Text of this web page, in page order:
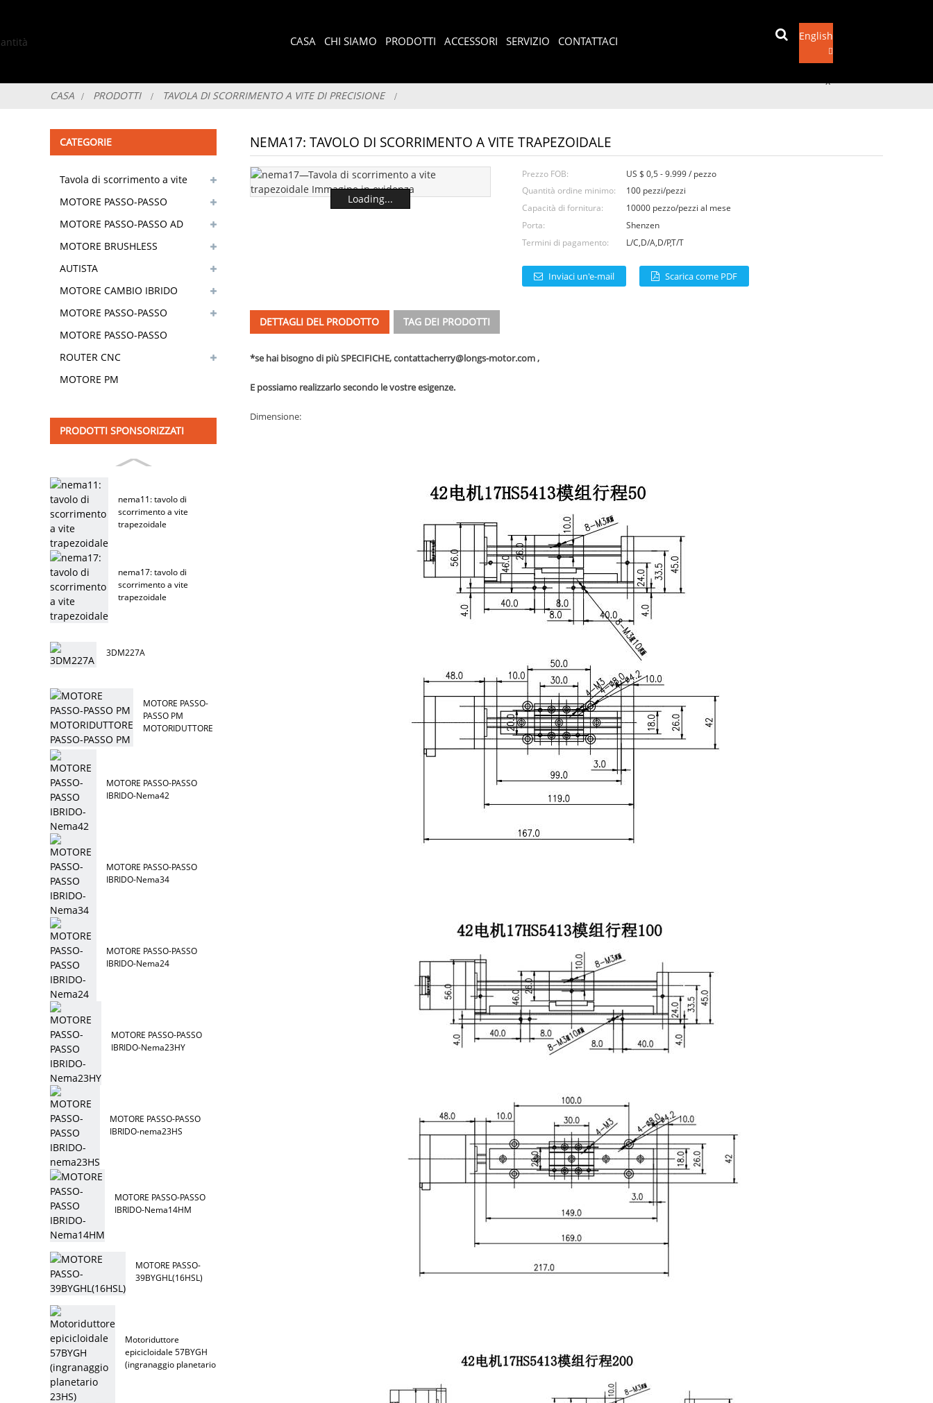
CASA CHI SIAMO PRODOTTI ACCESSORI SERVIZIO CONTATTACI English
CASA PRODOTTI TAVOLA DI SCORRIMENTO A VITE DI PRECISIONE
CATEGORIE
Tavola di scorrimento a vite
di precisione
MOTORE PASSO-PASSO
IBRIDO
MOTORE PASSO-PASSO AD
ANELLO CHIUSO
MOTORE BRUSHLESS
AUTISTA
MOTORE CAMBIO IBRIDO
MOTORE PASSO-PASSO
IBRIDO CON FRENO
MOTORE PASSO-PASSO
DELLA RIVESTIMENTO
ROUTER CNC
MOTORE PM
PRODOTTI SPONSORIZZATI
nema11: tavolo di
scorrimento a vite
trapezoidale
nema17: tavolo di
scorrimento a vite
trapezoidale
3DM227A
MOTORE PASSO-
PASSO PM
MOTORIDUTTORE
MOTORE PASSO-PASSO
IBRIDO-Nema42
MOTORE PASSO-PASSO
IBRIDO-Nema34
MOTORE PASSO-PASSO
IBRIDO-Nema24
MOTORE PASSO-PASSO
IBRIDO-Nema23HY
MOTORE PASSO-PASSO
IBRIDO-nema23HS
MOTORE PASSO-PASSO
IBRIDO-Nema14HM
MOTORE PASSO-
39BYGHL(16HSL)
Motoriduttore
epicicloidale 57BYGH
(ingranaggio planetario
NEMA17: TAVOLO DI SCORRIMENTO A VITE TRAPEZOIDALE
Loading...
Prezzo FOB:
US $ 0,5 - 9.999 / pezzo
Quantità ordine minimo:
100 pezzi/pezzi
Capacità di fornitura:
10000 pezzo/pezzi al mese
Porta:
Shenzen
Termini di pagamento:
L/C,D/A,D/P,T/T
Inviaci un'e-mail Scarica come PDF
DETTAGLI DEL PRODOTTO TAG DEI PRODOTTI
*se hai bisogno di più SPECIFICHE, contattacherry@longs-motor.com,
E possiamo realizzarlo secondo le vostre esigenze.
Dimensione:
Invia una email
x